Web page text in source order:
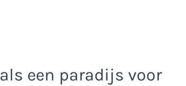
een paradijs voor